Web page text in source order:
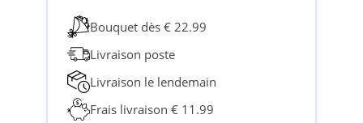
Bouquet dès € 22.99
Livraison poste
Livraison le lendemain
Frais livraison € 11.99